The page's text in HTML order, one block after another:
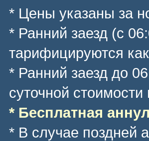
* Цены указаны за
* Ранний заезд (с
тарифицируются
* Ранний заезд до
суточной
* Бесплатная
* В случае поздней